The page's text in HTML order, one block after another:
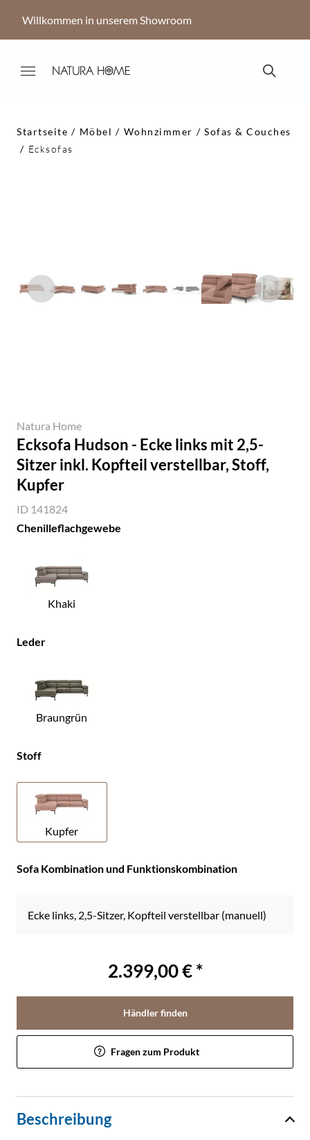
Willkommen in unserem Showroom
Startseite Möbel Wohnzimmer
Sofas & Couches
Ecksofas
Natura Home
Ecksofa Hudson - Ecke links mit 2,5-
Sitzer inkl. Kopfteil verstellbar, Stoff,
Kupfer
ID 141824
Chenilleflachgewebe
Khaki
Leder
Braungrün
Stoff
Kupfer
Sofa Kombination und Funktionskombination
Ecke links, 2,5-Sitzer, Kopfteil verstellbar (manuell)
2.399,00 € *
Händler finden
Fragen zum Produkt
Beschreibung